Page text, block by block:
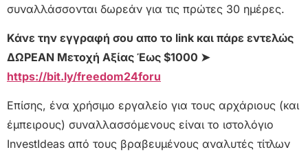
συναλλάσσονται δωρεάν για τις πρώτες 30 ημέρες.
Κάνε την εγγραφή σου απο το link και πάρε εντελώς
ΔΩΡΕΑΝ Μετοχή Αξίας Έως $1000 ➤
https://bit.ly/freedom24foru
Επίσης, ένα χρήσιμο εργαλείο για τους αρχάριους (και
έμπειρους) συναλλασσόμενους είναι το ιστολόγιο
InvestIdeas από τους βραβευμένους αναλυτές τίτλων